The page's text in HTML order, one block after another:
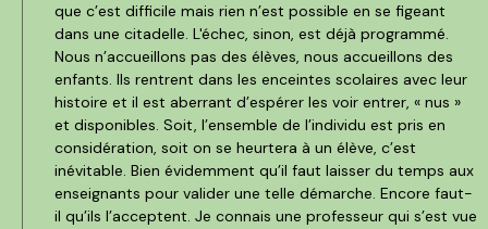
que c’est difficile mais rien n’est possible en se figeant
dans une citadelle. L'échec, sinon, est déjà programmé.
Nous n’accueillons pas des élèves, nous accueillons des
enfants. Ils rentrent dans les enceintes scolaires avec leur
histoire et il est aberrant d’espérer les voir entrer, « nus »
et disponibles. Soit, l’ensemble de l’individu est pris en
considération, soit on se heurtera à un élève, c’est
inévitable. Bien évidemment qu’il faut laisser du temps aux
enseignants pour valider une telle démarche. Encore faut-
il qu’ils l’acceptent. Je connais une professeur qui s’est vue